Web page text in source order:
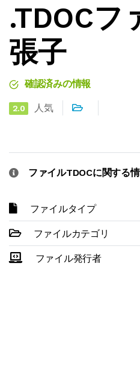
.TDOCフ
張子
確認済みの情報
2.0 人気
ファイルTDOCに関する
ファイルタイプ
ファイルカテゴリ
ファイル発行者